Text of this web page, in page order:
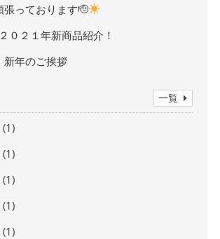
っております🫡
０２１年新商品紹介！
新年のご挨拶
一覧
(1)
(1)
(1)
(1)
(1)